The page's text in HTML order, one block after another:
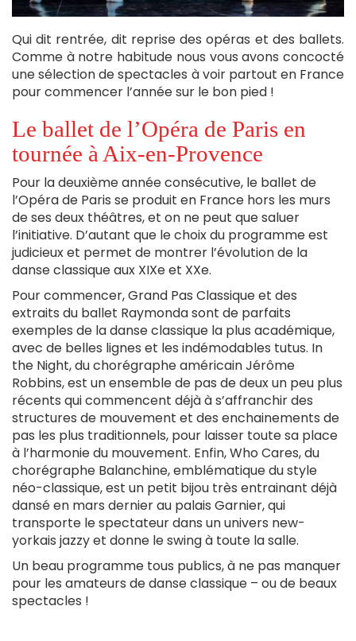
Qui dit rentrée, dit reprise des opéras et des ballets.
Comme à notre habitude nous vous avons concocté
une sélection de spectacles à voir partout en France
pour commencer l’année sur le bon pied !
Le ballet de l’Opéra de Paris en
tournée à Aix-en-Provence
Pour la deuxième année consécutive, le ballet de
l’Opéra de Paris se produit en France hors les murs
de ses deux théâtres, et on ne peut que saluer
l’initiative. D’autant que le choix du programme est
judicieux et permet de montrer l’évolution de la
danse classique aux XIXe et XXe.
Pour commencer, Grand Pas Classique et des
extraits du ballet Raymonda sont de parfaits
exemples de la danse classique la plus académique,
avec de belles lignes et les indémodables tutus. In
the Night, du chorégraphe américain Jérôme
Robbins, est un ensemble de pas de deux un peu plus
récents qui commencent déjà à s’affranchir des
structures de mouvement et des enchainements de
pas les plus traditionnels, pour laisser toute sa place
à l’harmonie du mouvement. Enfin, Who Cares, du
chorégraphe Balanchine, emblématique du style
néo-classique, est un petit bijou très entrainant déjà
dansé en mars dernier au palais Garnier, qui
transporte le spectateur dans un univers new-
yorkais jazzy et donne le swing à toute la salle.
Un beau programme tous publics, à ne pas manquer
pour les amateurs de danse classique – ou de beaux
spectacles !